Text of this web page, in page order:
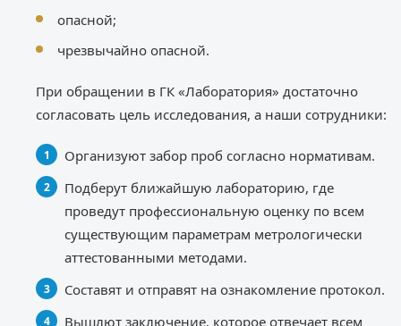
опасной;
чрезвычайно опасной.
При обращении в ГК «Лаборатория» достаточно
согласовать цель исследования, а наши сотрудники:
Организуют забор проб согласно нормативам.
Подберут ближайшую лабораторию, где
проведут профессиональную оценку по всем
существующим параметрам метрологически
аттестованными методами.
Составят и отправят на ознакомление протокол.
Вышлют заключение, которое отвечает всем